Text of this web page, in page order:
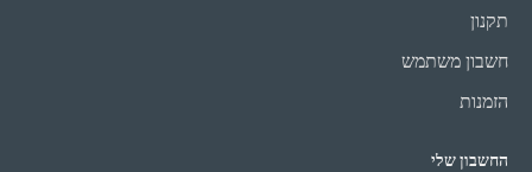
תקנון
חשבון משתמש
הזמנות
החשבון שלי